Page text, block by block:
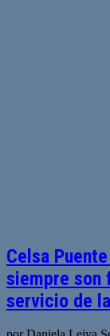
Celsa
siempre son
servicio de